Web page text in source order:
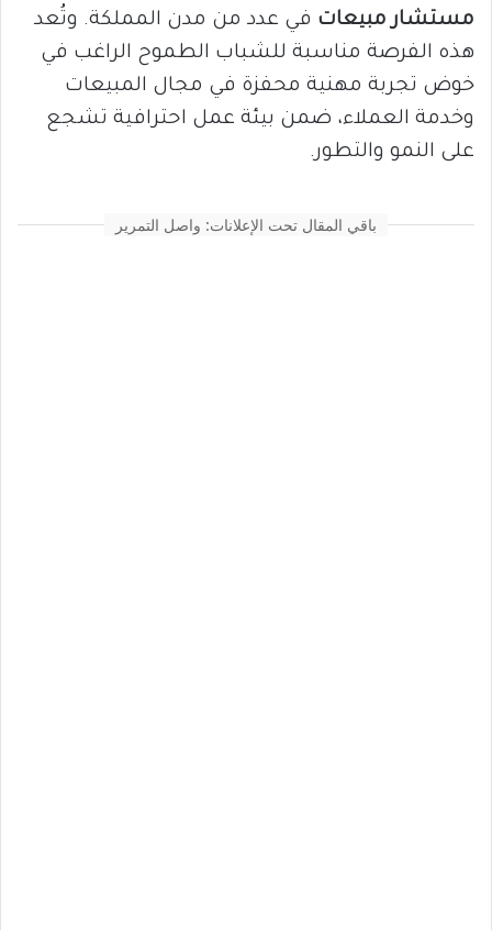
مستشار مبيعات في عدد من مدن المملكة. وتُعد
هذه الفرصة مناسبة للشباب الطموح الراغب في
خوض تجربة مهنية محفزة في مجال المبيعات
وخدمة العملاء، ضمن بيئة عمل احترافية تشجع
على النمو والتطور.
باقي المقال تحت الإعلانات: واصل التمرير